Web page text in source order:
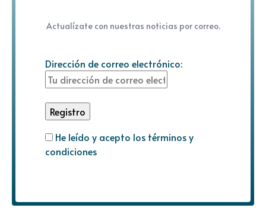
Actualízate con nuestras noticias por correo.
Dirección de correo electrónico:
He leído y acepto los términos y
condiciones